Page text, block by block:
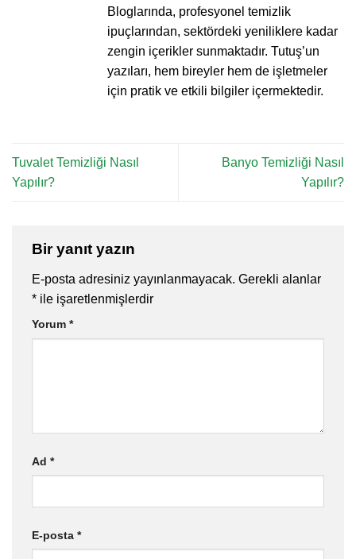
Bloglarında, profesyonel temizlik
ipuçlarından, sektördeki yeniliklere kadar
zengin içerikler sunmaktadır. Tutuş’un
yazıları, hem bireyler hem de işletmeler
için pratik ve etkili bilgiler içermektedir.
Tuvalet Temizliği Nasıl
Yapılır?
Banyo Temizliği Nasıl
Yapılır?
Bir yanıt yazın
E-posta adresiniz yayınlanmayacak. Gerekli alanlar
* ile işaretlenmişlerdir
Yorum *
Ad *
E-posta *